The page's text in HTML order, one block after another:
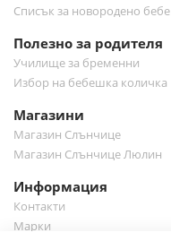
Списък за новородено бебе
Полезно за родителя
Училище за бременни
Избор на бебешка количка
Магазини
Магазин Слънчице
Магазин Слънчице Люлин
Информация
Контакти
Марки